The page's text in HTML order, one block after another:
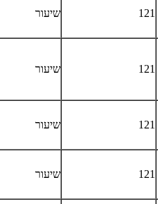
121 שיעור
121 שיעור
121 שיעור
121 שיעור